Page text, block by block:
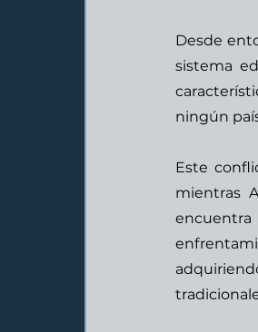
Desde
sistema
ningún
Este
mientras